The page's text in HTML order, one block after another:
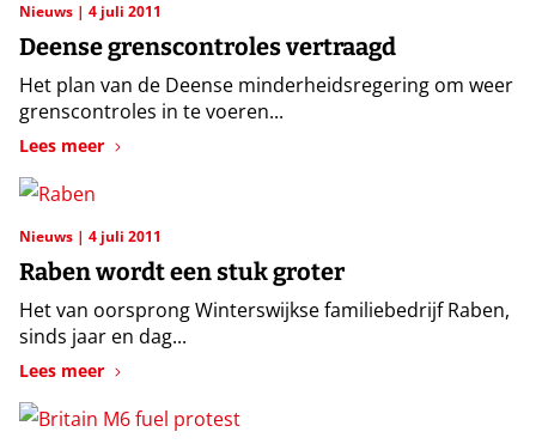
Nieuws 4 juli 2011
Deense grenscontroles vertraagd
Het plan van de Deense minderheidsregering om weer
grenscontroles in te voeren...
Lees meer
Nieuws 4 juli 2011
Raben wordt een stuk groter
Het van oorsprong Winterswijkse familiebedrijf Raben,
sinds jaar en dag...
Lees meer